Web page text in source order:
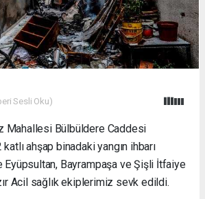
Sesli Oku)
Mahallesi Bülbüldere Caddesi
ahşap binadaki yangın ihbarı
Bayrampaşa ve Şişli İtfaiye
Acil sağlık ekiplerimiz sevk edildi.